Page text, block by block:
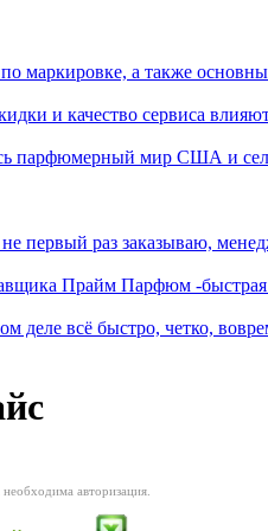
маркировке, а также
и качество сервиса
парфюмерный мир США и
первый раз заказываю,
Прайм Парфюм -быстрая
деле всё быстро, четко,
авторизация.